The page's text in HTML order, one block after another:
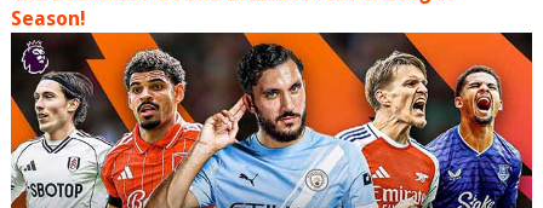
Season!